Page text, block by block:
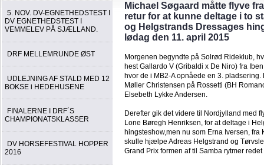
5. NOV. DV-EGNETHEDSTEST I
DV EGNETHEDSTEST I
VEMMELEV PÅ SJÆLLAND.
DRF MELLEMRUNDE ØST
UDLEJNING AF STALD MED 12
BOKSE i HEDEHUSENE
FINALERNE I DRF´S
CHAMPIONATSKLASSER
DV HORSEFESTIVAL HOPPER
2016
Michael Søgaard måtte flyve
retur for at kunne deltage i to
og Helgstrands Dressages
lødag den 11. april 2015
Morgenen begyndte på Solrød Rideklub,
hest Gallardo V (Gribaldi x De Niro) fra
hvor de i MB2-A opnåede en 3.
Møller Christensen på Rossetti (BH
Elsebeth Lykke Andersen.
Derefter gik det videre til Nordjylland med
Lone Børegh Henriksen, for at deltage i
hingsteshow,men nu som Erna Iversen, fra
skulle hjælpe Adreas Helgstrand og
Grand Prix formen af til Samba rytmer